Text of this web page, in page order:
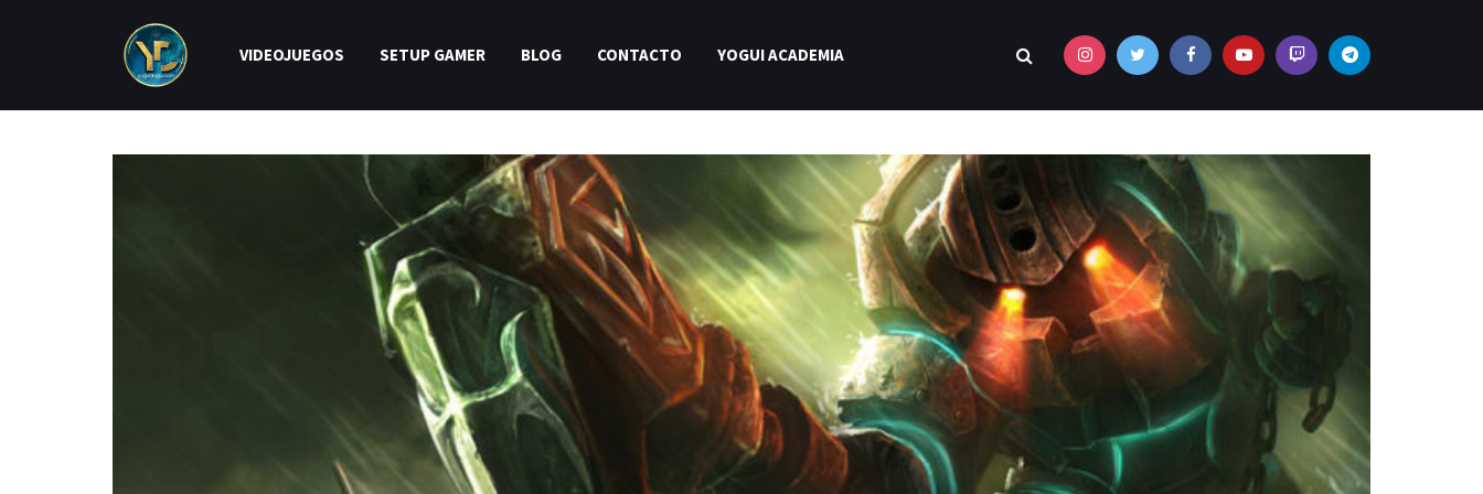
VIDEOJUEGOS SETUP GAMER BLOG CONTACTO YOGUI ACADEMIA